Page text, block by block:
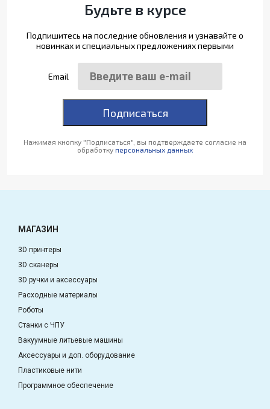
Будьте в курсе
Подпишитесь на последние обновления и узнавайте о
новинках и специальных предложениях первыми
Email
Подписаться
Нажимая кнопку "Подписаться", вы подтверждаете согласие на
обработку персональных данных
МАГАЗИН
3D принтеры
3D сканеры
3D ручки и аксессуары
Расходные материалы
Роботы
Станки с ЧПУ
Вакуумные литьевые машины
Аксессуары и доп. оборудование
Пластиковые нити
Программное обеспечение